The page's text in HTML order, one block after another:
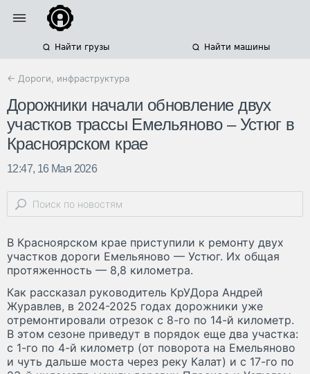
Найти грузы Найти машины
← Дороги, инфраструктура
Дорожники начали обновление двух
участков трассы Емельяново – Устюг в
Красноярском крае
12:47, 16 Мая 2026
В Красноярском крае приступили к ремонту двух
участков дороги Емельяново — Устюг. Их общая
протяженность — 8,8 километра.
Как рассказал руководитель КрУДора Андрей
Журавлев, в 2024-2025 годах дорожники уже
отремонтировали отрезок с 8-го по 14-й километр.
В этом сезоне приведут в порядок еще два участка:
с 1-го по 4-й километр (от поворота на Емельяново
и чуть дальше моста через реку Калат) и с 17-го по